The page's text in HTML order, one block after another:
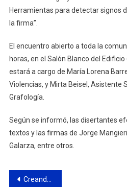
Herramientas para detectar signos
la firma”.
El encuentro abierto a toda la
horas, en el Salón Blanco del
estará a cargo de María Lorena
Violencias, y Mirta Beisel, Asistente
Grafología.
Según se informó, las disertantes
textos y las firmas de Jorge
Galarza, entre otros.
Navegación
Creando Nexos lleva el programa Punto Bebé a todos los barrios de la ciudad